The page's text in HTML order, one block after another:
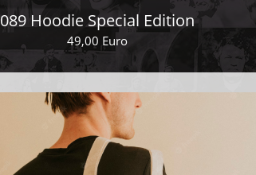
089 Hoodie Special Edition
49,00 Euro